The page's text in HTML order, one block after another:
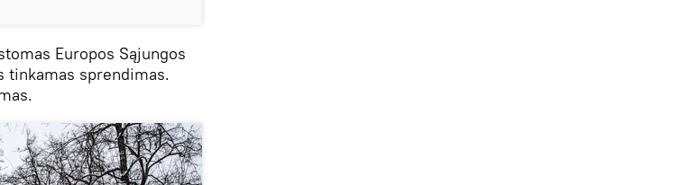
Europos Sąjungos
sprendimas.